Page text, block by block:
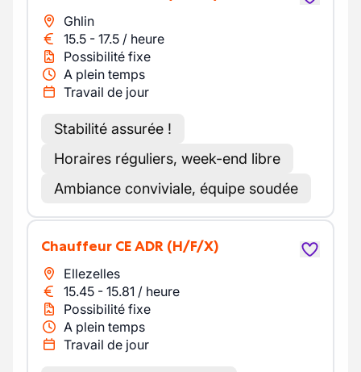
Ghlin
15.5 - 17.5 / heure
Possibilité fixe
A plein temps
Travail de jour
Stabilité assurée !
Horaires réguliers, week-end libre
Ambiance conviviale, équipe soudée
Chauffeur CE ADR (H/F/X)
Ellezelles
15.45 - 15.81 / heure
Possibilité fixe
A plein temps
Travail de jour